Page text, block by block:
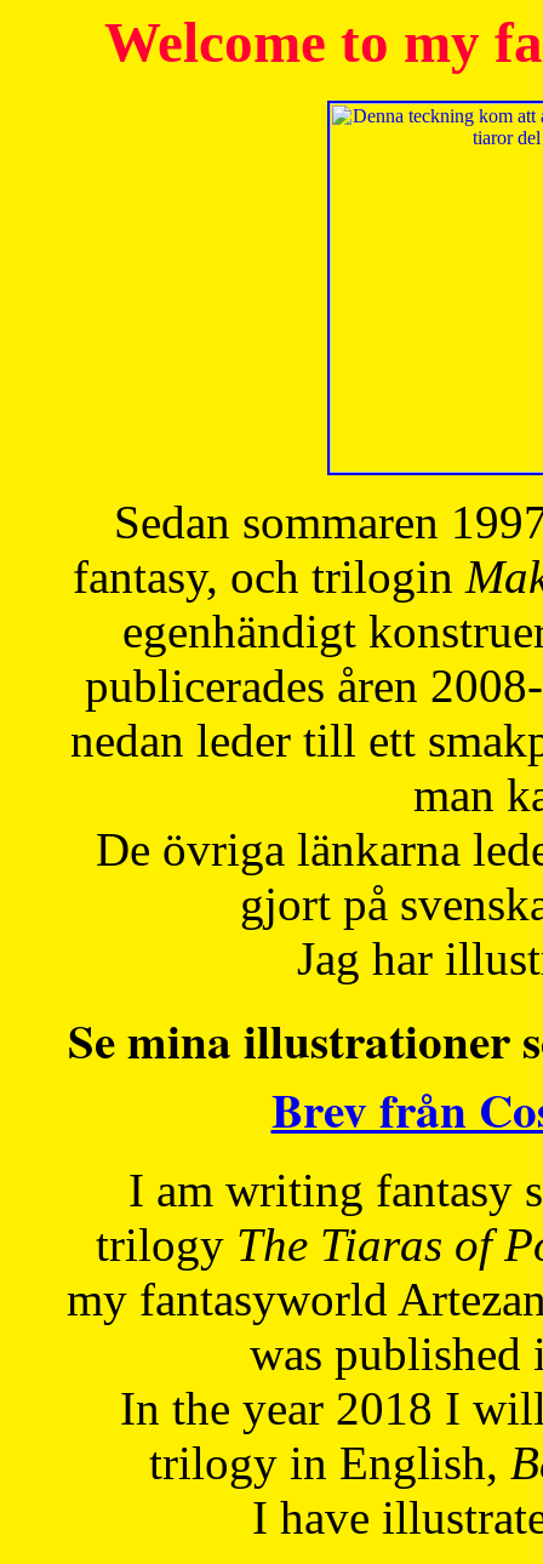
Welcome to my
Sedan sommaren
fantasy, och trilogin
egenhändigt
publicerades åren
nedan leder till ett
man
De övriga länkarna
gjort på
Jag har
Se mina illustrationer
Brev från
I am writing fantasy
trilogy The Tiaras of
my fantasyworld
was published
In the year 2018 I
trilogy in English,
I have